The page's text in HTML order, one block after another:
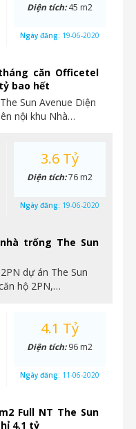
căn Officetel
bao hết
Sun Avenue Diện
nội khu Nhà…
Diện tích:45 m2
Ngày đăng: 19-06-2020
trống The Sun
dự án The Sun
hộ 2PN,…
3.6 Tỷ
Diện tích:76 m2
Ngày đăng: 19-06-2020
Full NT The Sun
4,1 tỷ
4.1 Tỷ
Diện tích:96 m2
Ngày đăng: 11-06-2020